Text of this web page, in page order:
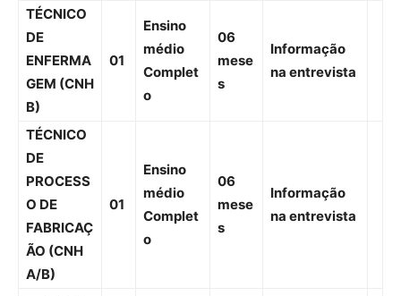
TÉCNICO
DE
ENFERMA
GEM (CNH
B)
01
Ensino
médio
Complet
o
06
mese
s
Informação
na entrevista
TÉCNICO
DE
PROCESS
O DE
FABRICAÇ
ÃO (CNH
A/B)
01
Ensino
médio
Complet
o
06
mese
s
Informação
na entrevista